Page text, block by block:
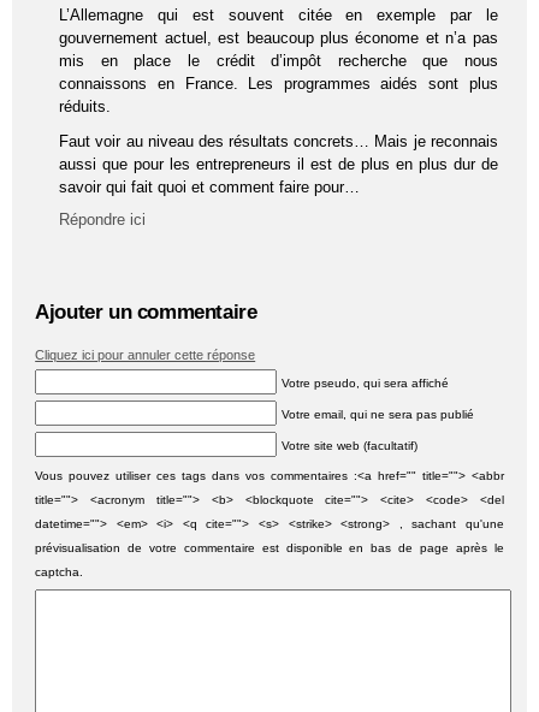
L’Allemagne qui est souvent citée en exemple par le
gouvernement actuel, est beaucoup plus économe et n’a pas
mis en place le crédit d’impôt recherche que nous
connaissons en France. Les programmes aidés sont plus
réduits.
Faut voir au niveau des résultats concrets… Mais je reconnais
aussi que pour les entrepreneurs il est de plus en plus dur de
savoir qui fait quoi et comment faire pour…
Répondre ici
Ajouter un commentaire
Cliquez ici pour annuler cette réponse
Votre pseudo, qui sera affiché
Votre email, qui ne sera pas publié
Votre site web (facultatif)
Vous pouvez utiliser ces tags dans vos commentaires :<a href="" title=""> <abbr
title=""> <acronym title=""> <b> <blockquote cite=""> <cite> <code> <del
datetime=""> <em> <i> <q cite=""> <s> <strike> <strong> , sachant qu'une
prévisualisation de votre commentaire est disponible en bas de page après le
captcha.